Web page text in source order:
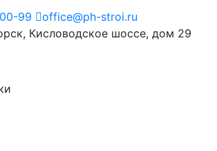
99
office@ph-stroi.ru
Кисловодское шоссе, дом 29